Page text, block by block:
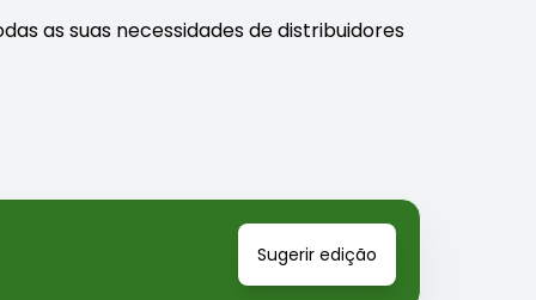
as suas necessidades de distribuidores
Sugerir edição